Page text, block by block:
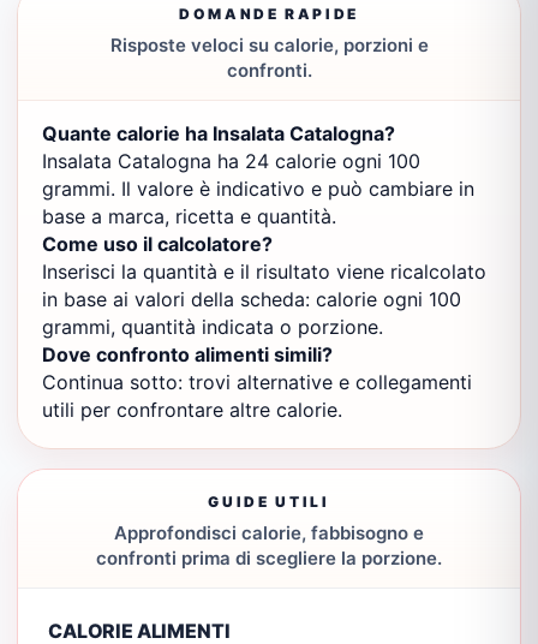
DOMANDE RAPIDE
Risposte veloci su calorie, porzioni e
confronti.
Quante calorie ha Insalata Catalogna?
Insalata Catalogna ha 24 calorie ogni 100
grammi. Il valore è indicativo e può cambiare in
base a marca, ricetta e quantità.
Come uso il calcolatore?
Inserisci la quantità e il risultato viene ricalcolato
in base ai valori della scheda: calorie ogni 100
grammi, quantità indicata o porzione.
Dove confronto alimenti simili?
Continua sotto: trovi alternative e collegamenti
utili per confrontare altre calorie.
GUIDE UTILI
Approfondisci calorie, fabbisogno e
confronti prima di scegliere la porzione.
CALORIE ALIMENTI